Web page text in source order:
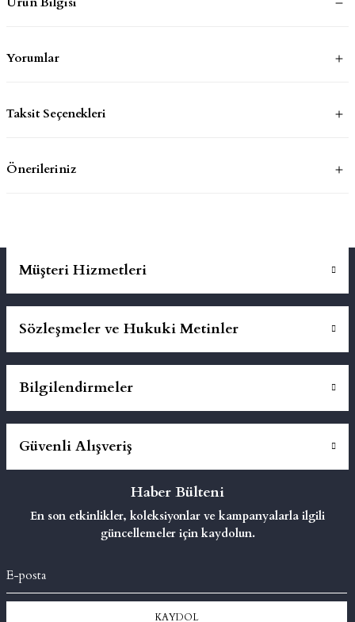
Yorumlar
Taksit Seçenekleri
Önerileriniz
Müşteri Hizmetleri
Sözleşmeler ve Hukuki Metinler
Bilgilendirmeler
Güvenli Alışveriş
Haber Bülteni
En son etkinlikler, koleksiyonlar ve kampanyalarla ilgili
güncellemeler için kaydolun.
KAYDOL